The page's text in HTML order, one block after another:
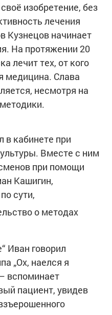
изобретение, без
лечения
Кузнецов начинает
На протяжении 20
лечит тех, от кого
медицина. Слава
несмотря на
в кабинете при
Вместе с ним
при помощи
Кашигин,
сути,
о методах
Иван говорил
„Ох, наелся я
вспоминает
пациент, увидев